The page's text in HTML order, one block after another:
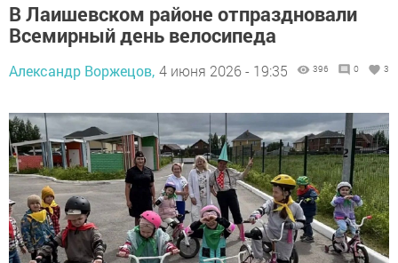
В Лаишевском районе отпраздновали
Всемирный день велосипеда
Александр Воржецов, 4 июня 2026 - 19:35 396 0 3